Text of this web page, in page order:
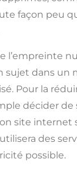
façon peu
l’empreinte
sujet dans un
Pour la
décider de
site internet
des
possible.